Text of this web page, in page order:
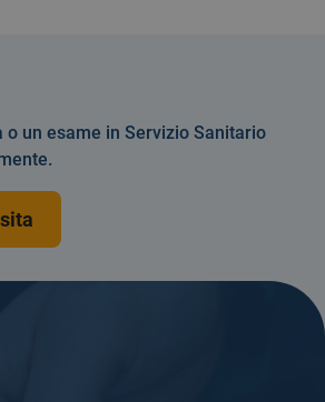
o un esame in Servizio Sanitario